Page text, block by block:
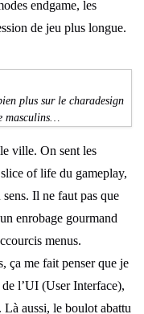
endgame, les
de jeu plus longue.
plus sur le charadesign
masculins…
ville. On sent les
of life du gameplay,
sens. Il ne faut pas que
enrobage gourmand
menus.
ça me fait penser que je
l’UI (User Interface),
aussi, le boulot abattu